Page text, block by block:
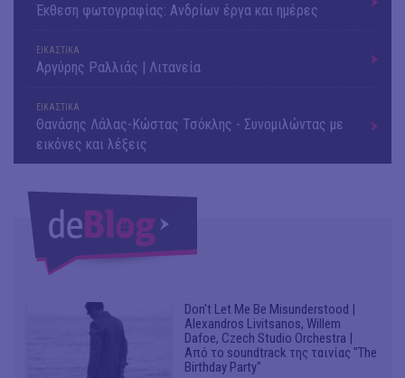
Έκθεση φωτογραφίας: Ανδρίων έργα και ημέρες
ΕΙΚΑΣΤΙΚΑ
Αργύρης Ραλλιάς | Λιτανεία
ΕΙΚΑΣΤΙΚΑ
Θανάσης Λάλας-Κώστας Τσόκλης - Συνομιλώντας με
εικόνες και λέξεις
Don't Let Me Be Misunderstood |
Alexandros Livitsanos, Willem
Dafoe, Czech Studio Orchestra |
Από το soundtrack της ταινίας "The
Birthday Party"